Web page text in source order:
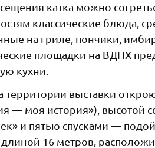
катка можно
классические блюда,
на гриле, пончики,
площадки на ВДНХ
кухни.
территории выставки
— моя история»), высотой
и пятью спусками —
длиной 16 метров,